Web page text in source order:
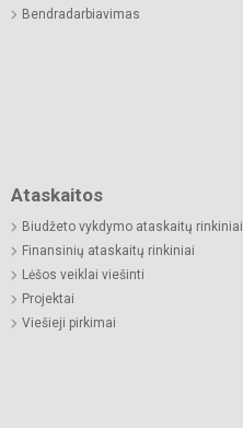
Bendradarbiavimas
Ataskaitos
Biudžeto vykdymo ataskaitų rinkiniai
Finansinių ataskaitų rinkiniai
Lėšos veiklai viešinti
Projektai
Viešieji pirkimai